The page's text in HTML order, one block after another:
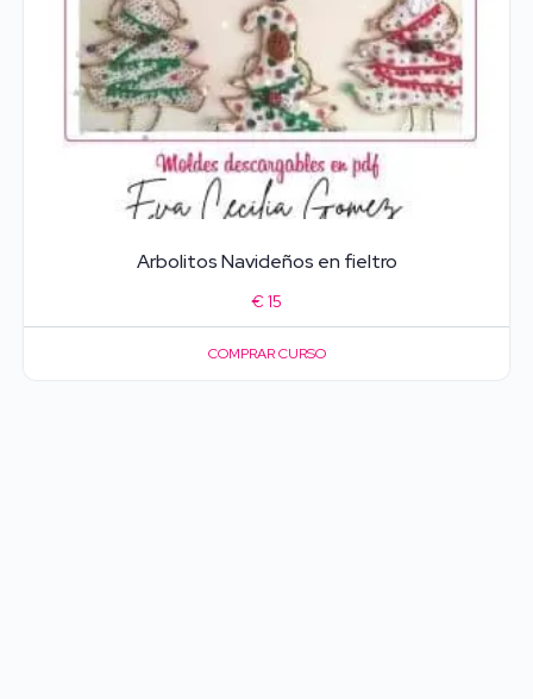
Arbolitos Navideños en fieltro
€ 15
COMPRAR CURSO